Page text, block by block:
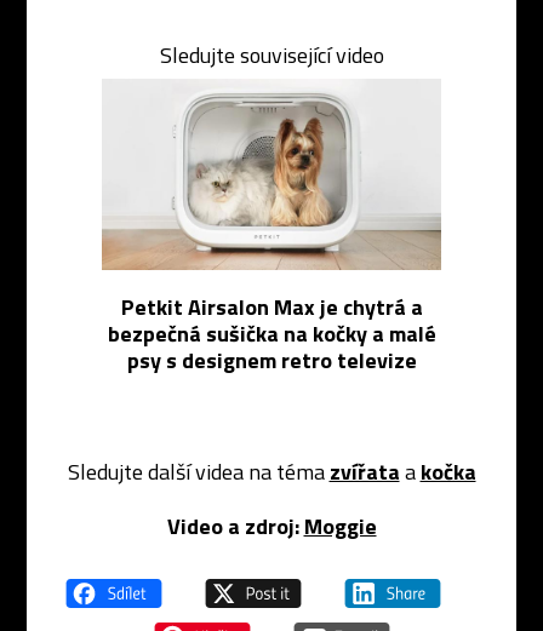
Sledujte související video
Petkit Airsalon Max je chytrá a
bezpečná sušička na kočky a malé
psy s designem retro televize
Sledujte další videa na témazvířataakočka
Video a zdroj: Moggie